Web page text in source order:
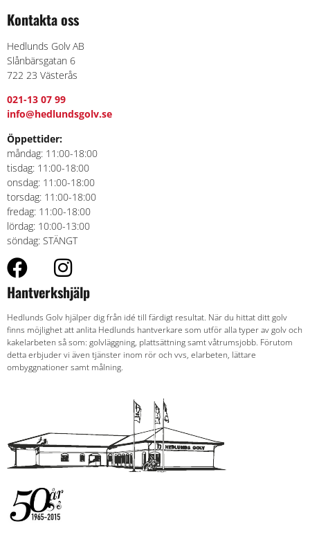
Kontakta oss
Hedlunds Golv AB
Slånbärsgatan 6
722 23 Västerås
021-13 07 99
info@hedlundsgolv.se
Öppettider:
måndag: 11:00-18:00
tisdag: 11:00-18:00
onsdag: 11:00-18:00
torsdag: 11:00-18:00
fredag: 11:00-18:00
lördag: 10:00-13:00
söndag: STÄNGT
Hantverkshjälp
Hedlunds Golv hjälper dig från idé till färdigt resultat. När du hittat ditt golv
finns möjlighet att anlita Hedlunds hantverkare som utför alla typer av golv och
kakelarbeten så som: golvläggning, plattsättning samt våtrumsjobb. Förutom
detta erbjuder vi även tjänster inom rör och vvs, elarbeten, lättare
ombyggnationer samt målning.